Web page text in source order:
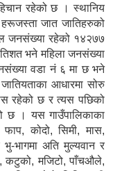
रहेको छ । स्थानिय
हरूजस्ता जात जातिहरुको
जनसंख्या रहेको १४२७७
भने महिला जनसंख्या
वडा नं ६ मा छ भने
आधारमा सोरु
रहेको छ र त्यस पछिको
छ । यस गाउँपालिकाका
कोदो, सिमी, मास,
भागमा अति मुल्यवान र
कटुको, मजिटो, पाँचऔले,